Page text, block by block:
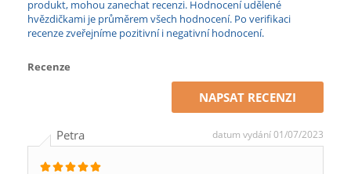
produkt, mohou zanechat recenzi. Hodnocení udělené
hvězdičkami je průměrem všech hodnocení. Po verifikaci
recenze zveřejníme pozitivní i negativní hodnocení.
Recenze
NAPSAT RECENZI
Petra datum vydání 01/07/2023